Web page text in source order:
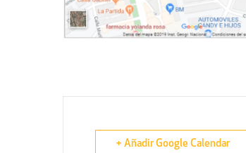
+ Añadir Google Calendar